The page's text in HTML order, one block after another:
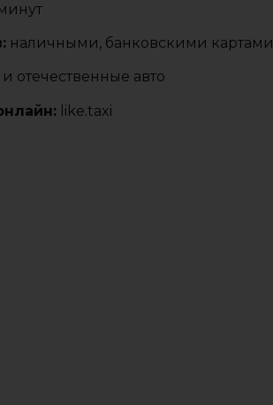
наличными, банковскими картами
отечественные авто
like.taxi